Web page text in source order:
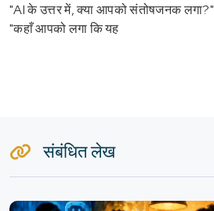
"AI के उत्तर में, क्या आपको संतोषजनक लगा?"
"कहाँ आपको लगा कि यह
संबंधित लेख